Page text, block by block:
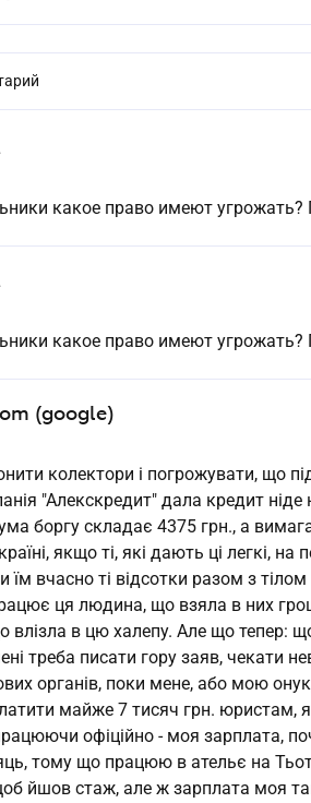
какое право имеют угрожать?
какое право имеют угрожать?
(google)
колектори і погрожувати, що
"Алекскредит" дала кредит
боргу складає 4375 грн., а
якщо ті, які дають ці легкі, на
вчасно ті відсотки разом з
ця людина, що взяла в них
влізла в цю халепу. Але що тепер:
треба писати гору заяв, чекати
органів, поки мене, або мою
майже 7 тисяч грн. юристам,
офіційно - моя зарплата,
тому що працюю в ательє на
йшов стаж, але ж зарплата моя